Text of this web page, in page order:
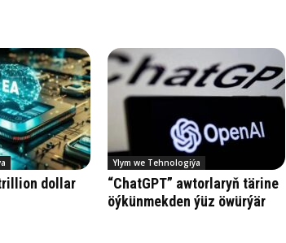
dollar
Ylym we Tehnologiýa
“ChatGPT” awtorlaryň tärine
öýkünmekden ýüz öwürýär